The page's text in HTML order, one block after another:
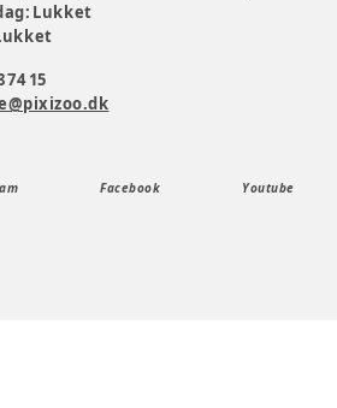
Lukket
74 15
Facebook Youtube